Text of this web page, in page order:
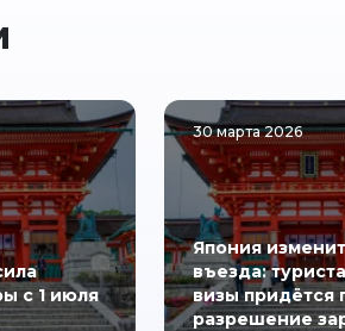
с 1 июля
30 марта 2026
Япония
въезда:
визы придётся
разрешение